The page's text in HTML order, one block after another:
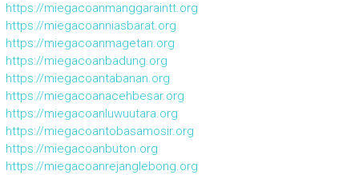
https://miegacoanmanggaraintt.org
https://miegacoanniasbarat.org
https://miegacoanmagetan.org
https://miegacoanbadung.org
https://miegacoantabanan.org
https://miegacoanacehbesar.org
https://miegacoanluwuutara.org
https://miegacoantobasamosir.org
https://miegacoanbuton.org
https://miegacoanrejanglebong.org